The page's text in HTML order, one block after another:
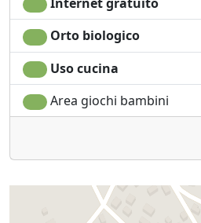
Orto biologico
Uso cucina
Area giochi bambini